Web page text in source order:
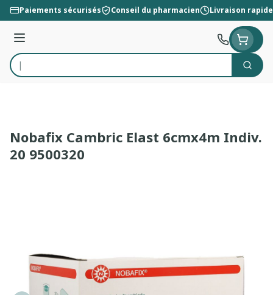
Aller au contenu
Paiements sécurisés Conseil du pharmacien Livraison rapide
Menu
Rechercher
Nobafix Cambric Elast 6cmx4m Indiv.
20 9500320